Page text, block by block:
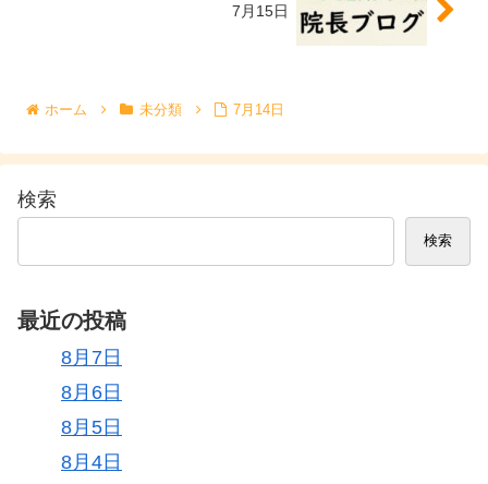
7月15日
ホーム 未分類 7月14日
検索
検索
最近の投稿
8月7日
8月6日
8月5日
8月4日